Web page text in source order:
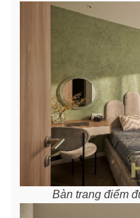
Bàn trang điểm